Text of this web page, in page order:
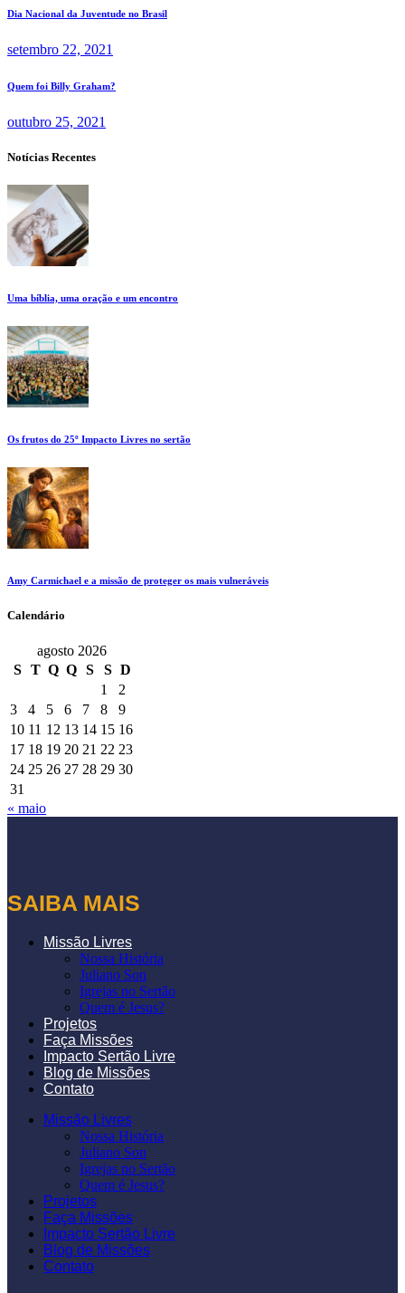
Dia Nacional da Juventude no Brasil
setembro 22, 2021
Quem foi Billy Graham?
outubro 25, 2021
Notícias Recentes
Uma bíblia, uma oração e um encontro
Os frutos do 25º Impacto Livres no sertão
Amy Carmichael e a missão de proteger os mais vulneráveis
Calendário
agosto 2026
S
T Q Q S S D
1
2
3
4 5 6 7 8
9
10 11 12 13 14 15 16
17 18 19 20 21 22 23
24 25 26 27 28 29 30
31
« maio
SAIBA MAIS
Missão Livres
Nossa História
Juliano Son
Igrejas no Sertão
Quem é Jesus?
Projetos
Faça Missões
Impacto Sertão Livre
Blog de Missões
Contato
Missão Livres
Nossa História
Juliano Son
Igrejas no Sertão
Quem é Jesus?
Projetos
Faça Missões
Impacto Sertão Livre
Blog de Missões
Contato